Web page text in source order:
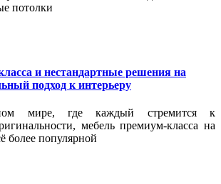
потолки
и нестандартные решения на
подход к интерьеру
мире, где каждый стремится к
мебель премиум-класса на
более популярной